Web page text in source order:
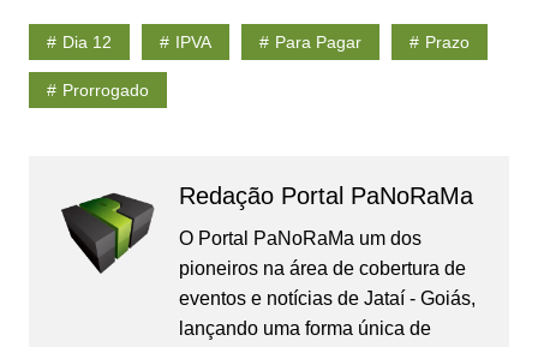
Dia 12 IPVA Para Pagar Prazo
Prorrogado
Redação Portal PaNoRaMa
O Portal PaNoRaMa um dos
pioneiros na área de cobertura de
eventos e notícias de Jataí - Goiás,
lançando uma forma única de